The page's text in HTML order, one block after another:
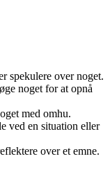
spekulere over noget.
noget for at opnå
med omhu.
ved en situation eller
over et emne.